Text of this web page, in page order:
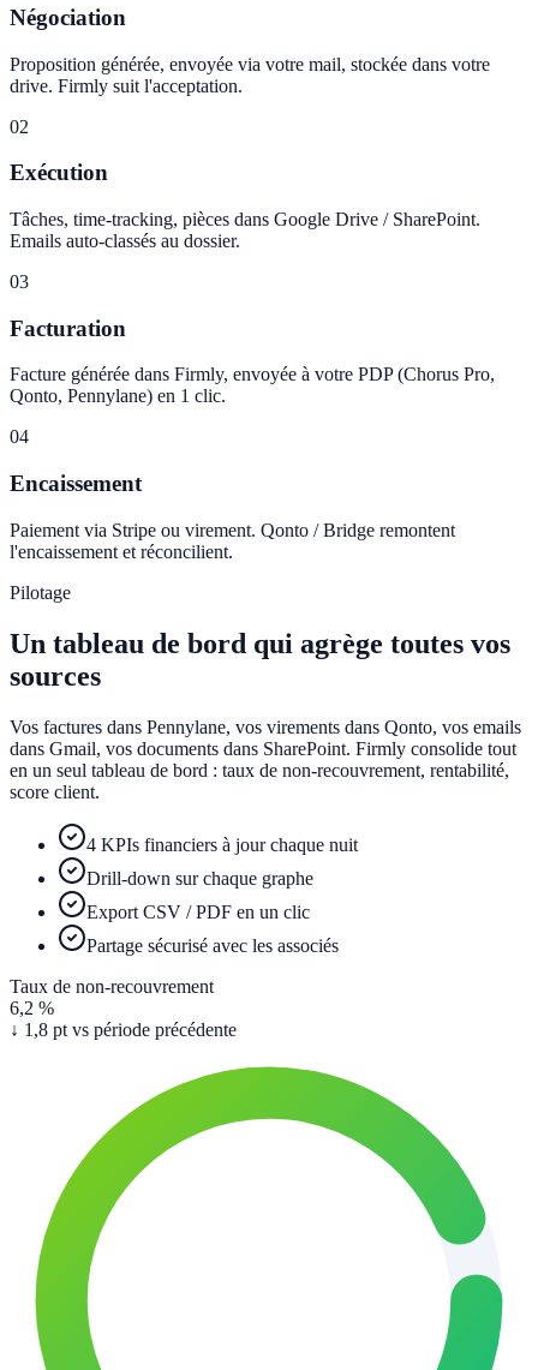
Négociation
Proposition générée, envoyée via votre mail, stockée dans votre
drive. Firmly suit l'acceptation.
02
Exécution
Tâches, time-tracking, pièces dans Google Drive / SharePoint.
Emails auto-classés au dossier.
03
Facturation
Facture générée dans Firmly, envoyée à votre PDP (Chorus Pro,
Qonto, Pennylane) en 1 clic.
04
Encaissement
Paiement via Stripe ou virement. Qonto / Bridge remontent
l'encaissement et réconcilient.
Pilotage
Un tableau de bord qui agrège toutes vos
sources
Vos factures dans Pennylane, vos virements dans Qonto, vos emails
dans Gmail, vos documents dans SharePoint. Firmly consolide tout
en un seul tableau de bord : taux de non-recouvrement, rentabilité,
score client.
4 KPIs financiers à jour chaque nuit
Drill-down sur chaque graphe
Export CSV / PDF en un clic
Partage sécurisé avec les associés
Taux de non-recouvrement
6,2 %
↓ 1,8 pt vs période précédente